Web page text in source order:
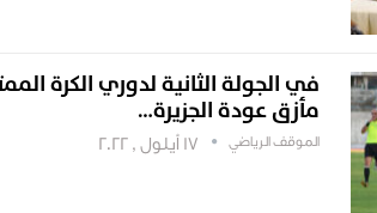
في الجولة الثانية لدوري الكرة
مأزق عودة الجزيرة…
الموقف الرياضي 17 أيلول , 2022